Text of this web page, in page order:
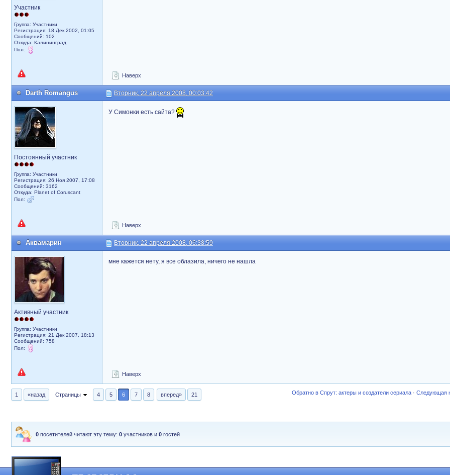
Участник
Группа: Участники
Регистрация: 18 Дек 2002, 01:05
Сообщений: 102
Откуда: Калининград
Пол:
Наверх
Darth Romangus Вторник, 22 апреля 2008, 00:03:42
Постоянный участник
Группа: Участники
Регистрация: 26 Ноя 2007, 17:08
Сообщений: 3162
Откуда: Planet of Coruscant
Пол:
У Симонки есть сайта?
Наверх
Аквамарин Вторник, 22 апреля 2008, 06:38:59
Активный участник
Группа: Участники
Регистрация: 21 Дек 2007, 18:13
Сообщений: 758
Пол:
мне кажется нету, я все облазила, ничего не нашла
Наверх
1 «назад Страницы 4 5 6 7 8 вперед» 21 Обратно в Спрут: актеры и создатели сериала · Следующая
0 посетителей читают эту тему: 0 участников и 0 гостей